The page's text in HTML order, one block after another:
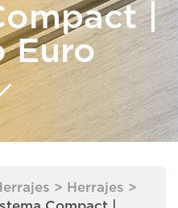
|
Euro
> Herrajes >